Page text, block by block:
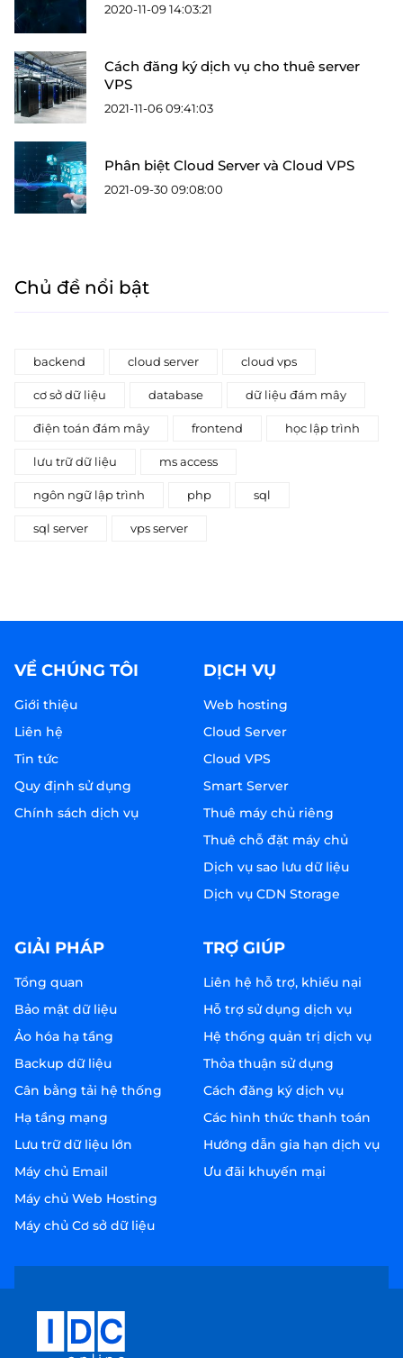
2020-11-09 14:03:21
Cách đăng ký dịch vụ cho thuê server
VPS
2021-11-06 09:41:03
Phân biệt Cloud Server và Cloud VPS
2021-09-30 09:08:00
Chủ đề nổi bật
backend cloud server cloud vps
cơ sở dữ liệu database dữ liệu đám mây
điện toán đám mây frontend học lập trình
lưu trữ dữ liệu ms access
ngôn ngữ lập trình php sql
sql server vps server
VỀ CHÚNG TÔI
Giới thiệu
Liên hệ
Tin tức
Quy định sử dụng
Chính sách dịch vụ
DỊCH VỤ
Web hosting
Cloud Server
Cloud VPS
Smart Server
Thuê máy chủ riêng
Thuê chỗ đặt máy chủ
Dịch vụ sao lưu dữ liệu
Dịch vụ CDN Storage
GIẢI PHÁP
Tổng quan
Bảo mật dữ liệu
Ảo hóa hạ tầng
Backup dữ liệu
Cân bằng tải hệ thống
Hạ tầng mạng
Lưu trữ dữ liệu lớn
Máy chủ Email
Máy chủ Web Hosting
Máy chủ Cơ sở dữ liệu
TRỢ GIÚP
Liên hệ hỗ trợ, khiếu nại
Hỗ trợ sử dụng dịch vụ
Hệ thống quản trị dịch vụ
Thỏa thuận sử dụng
Cách đăng ký dịch vụ
Các hình thức thanh toán
Hướng dẫn gia hạn dịch vụ
Ưu đãi khuyến mại